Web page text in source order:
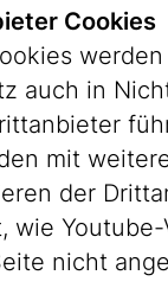
braucht der
einem seiner
Exil vor
der
man
und noch
Cookies
auch in
mit
der
wie
nicht